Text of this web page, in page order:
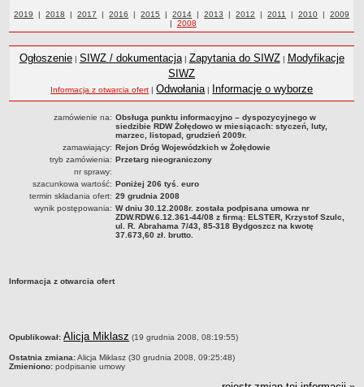
Przedmiot działalności
Statut
Nadzór nad ZDW
Struktura organizacyjna
Schemat organizacyjny
Inspektor Ochrony Danych
Zgłoszenia zewnętrzne
PRACA W ZDW
Ogłoszenia o pracę
Wyniki naborów
Uzgodnienie lokalizacji urządzeń infrastruktury technicznej
Zezwolenie na prowadzenie robót
Zezwolenie na umieszczenie obiektu handlowego lub usługowego /
innych obiektów, reklam
Zamówienia publiczne z roku
2019 |Zamówienia publiczne z roku
2018 |Zamówienia publiczne z roku
2017 |Zamówienia publiczne z roku
2016 |Zamówienia publiczne z roku
2015 |Zamówienia publiczne z roku
2014 |Zamówienia publiczne z roku
2013 |Zamówienia publiczne z roku
2012 | Zamówienia publiczne z
2011 |
Zamówienia
2010 |
roku
2009
| Zamówienia publiczne z roku
2008
Ogłoszenie| SIWZ / dokumentacja| Zapytania do SIWZ | Modyfikacje
SIWZ
Informacja z otwarcia ofert |Odwołania | Informacje o wyborze
zamówienie na: Obsługa punktu informacyjno – dyspozycyjnego w
siedzibie RDW Żołędowo w miesiącach: styczeń, luty,
marzec, listopad, grudzień 2009r.
zamawiający: Rejon Dróg Wojewódzkich w Żołędowie
tryb zamówienia: Przetarg nieograniczony
nr sprawy:
szacunkowa wartość: Poniżej 206 tyś. euro
termin składania ofert: 29 grudnia 2008
wynik postępowania: W dniu 30.12.2008r. została podpisana umowa nr
ZDW.RDW.6.12.361-44/08 z firmą: ELSTER, Krzystof Szulc,
ul. R. Abrahama 7/43, 85-318 Bydgoszcz na kwotę
37.673,60 zł. brutto.
Informacja z otwarcia ofert
Opublikował: Alicja Miklasz (19 grudnia 2008, 08:19:55)
Ostatnia zmiana:Alicja Miklasz (30 grudnia 2008, 09:25:48)
Zmieniono: podpisanie umowy